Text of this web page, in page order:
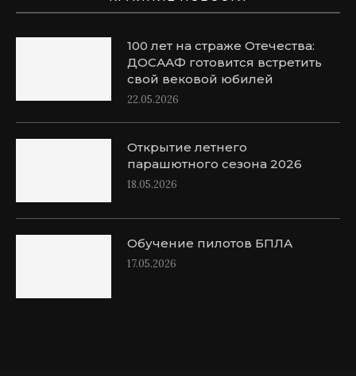
100 лет на страже Отечества:
ДОСААФ готовится встретить
свой вековой юбилей
22.05.2026
Открытие летнего
парашютного сезона 2026
18.05.2026
Обучение пилотов БПЛА
17.05.2026